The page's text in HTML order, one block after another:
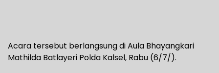
Acara tersebut berlangsung di Aula Bhayangkari
Mathilda Batlayeri Polda Kalsel, Rabu (6/7/).